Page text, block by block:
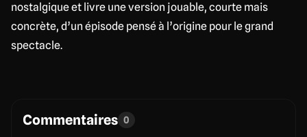
nostalgique et livre une version jouable, courte mais
concrète, d’un épisode pensé à l’origine pour le grand
spectacle.
Commentaires 0